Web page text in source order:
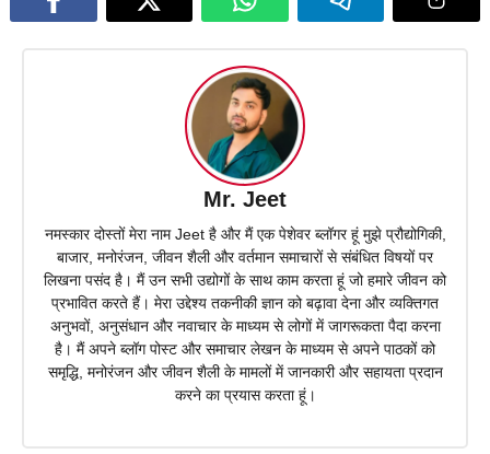
Mr. Jeet
नमस्कार दोस्तों मेरा नाम Jeet है और मैं एक पेशेवर ब्लॉगर हूं मुझे प्रौद्योगिकी,
बाजार, मनोरंजन, जीवन शैली और वर्तमान समाचारों से संबंधित विषयों पर
लिखना पसंद है। मैं उन सभी उद्योगों के साथ काम करता हूं जो हमारे जीवन को
प्रभावित करते हैं। मेरा उद्देश्य तकनीकी ज्ञान को बढ़ावा देना और व्यक्तिगत
अनुभवों, अनुसंधान और नवाचार के माध्यम से लोगों में जागरूकता पैदा करना
है। मैं अपने ब्लॉग पोस्ट और समाचार लेखन के माध्यम से अपने पाठकों को
समृद्धि, मनोरंजन और जीवन शैली के मामलों में जानकारी और सहायता प्रदान
करने का प्रयास करता हूं।